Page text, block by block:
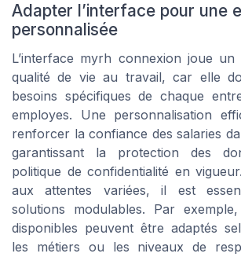
Adapter l’interface pour une
personnalisée
L’interface myrh connexion joue
qualité de vie au travail, car elle
besoins spécifiques de chaque
employes. Une personnalisation
renforcer la confiance des salaries
garantissant la protection des
politique de confidentialité en
aux attentes variées, il est
solutions modulables. Par
disponibles peuvent être adaptés
les métiers ou les niveaux de